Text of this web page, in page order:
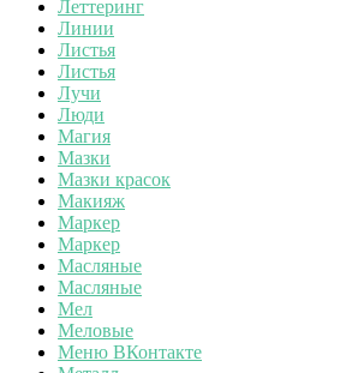
Леттеринг
Линии
Листья
Листья
Лучи
Люди
Магия
Мазки
Мазки красок
Макияж
Маркер
Маркер
Масляные
Масляные
Мел
Меловые
Меню ВКонтакте